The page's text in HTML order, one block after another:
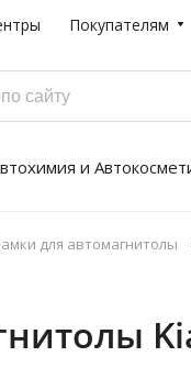
Покупателям
и
для автомагнитолы